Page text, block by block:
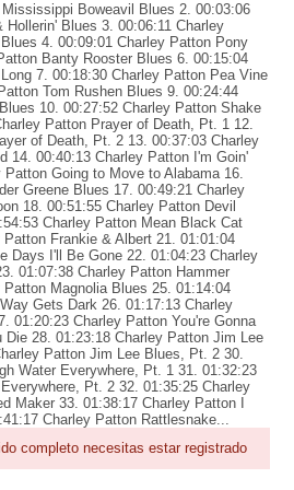
Reproductor
Boweavil Blues 2. 00:03:06
Blues 3. 00:06:11 Charley
4. 00:09:01 Charley Patton Pony
Banty Rooster Blues 6. 00:15:04
7. 00:18:30 Charley Patton Pea Vine
Tom Rushen Blues 9. 00:24:44
10. 00:27:52 Charley Patton Shake
Patton Prayer of Death, Pt. 1 12.
of Death, Pt. 2 13. 00:37:03 Charley
14. 00:40:13 Charley Patton I'm Goin'
Patton Going to Move to Alabama 16.
Greene Blues 17. 00:49:21 Charley
18. 00:51:55 Charley Patton Devil
Charley Patton Mean Black Cat
Frankie & Albert 21. 01:01:04
Days I'll Be Gone 22. 01:04:23 Charley
01:07:38 Charley Patton Hammer
Magnolia Blues 25. 01:14:04
Gets Dark 26. 01:17:13 Charley
01:20:23 Charley Patton You're Gonna
Die 28. 01:23:18 Charley Patton Jim Lee
Patton Jim Lee Blues, Pt. 2 30.
Water Everywhere, Pt. 1 31. 01:32:23
Pt. 2 32. 01:35:25 Charley
Maker 33. 01:38:17 Charley Patton I
Charley Patton Rattlesnake...
completo necesitas estar registrado